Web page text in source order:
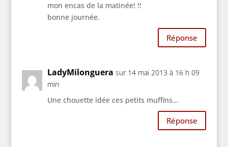
mon encas de la matinée! !!
bonne journée.
Réponse
LadyMilonguera sur 14 mai 2013 à 16 h 09
min
Une chouette idée ces petits muffins…
Réponse